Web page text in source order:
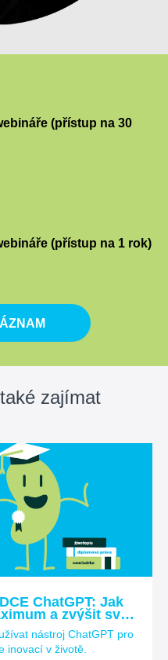
(přístup na 30
(přístup na 1 rok)
zajímat
ChatGPT: Jak
a zvýšit svoji
práce?
nástroj ChatGPT pro
inovací v životě.